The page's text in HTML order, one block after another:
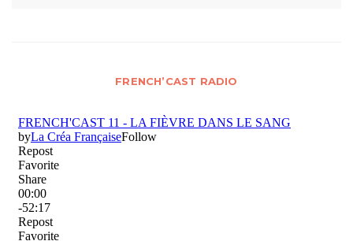
FRENCH’CAST RADIO